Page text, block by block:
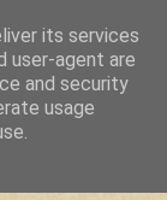
its services
user-agent are
and security
usage